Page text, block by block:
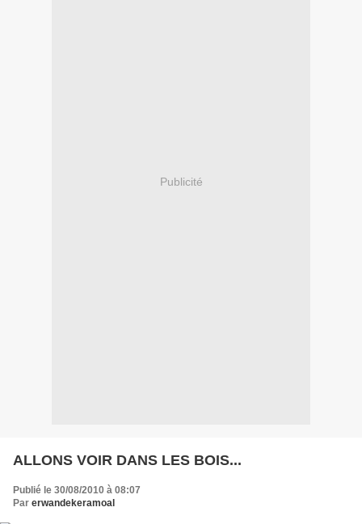
Publicité
ALLONS VOIR DANS LES BOIS...
Publié le 30/08/2010 à 08:07
Par erwandekeramoal